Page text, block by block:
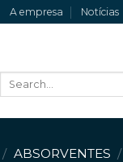
A empresa Notícias
/ ABSORVENTES /